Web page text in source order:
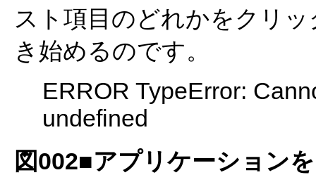
スト項目のどれかをクリ
き始めるのです。
ERROR TypeError:
undefined
図002■アプリケーション